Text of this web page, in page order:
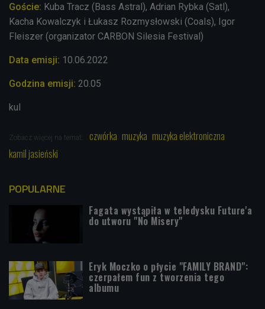
Goście: Kuba Tracz (Bass Astral), Adrian Rybka (Satl),
Kacha Kowalczyk i Łukasz Rozmysłowski (Coals), Igor
Fleiszer (organizator CARBON Silesia Festival)
Data emisji: 10.06.2022
Godzina emisji: 20.05
kul
Zobacz więcej na temat: czwórka muzyka muzyka elektroniczna
kamil jasieński
POPULARNE
Fagata wystąpiła w teledysku Future'a
do utworu "No Misery"
Eryk Moczko o płycie "FAMILY BRAND":
czerpałem fun z tworzenia tego
albumu